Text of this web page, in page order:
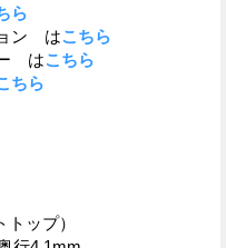
ら
ン はこちら
ー はこちら
ちら
ップ）